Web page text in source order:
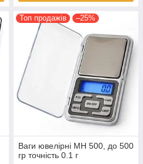
Топ продажів –25%
Ваги ювелірні MH 500, до 500
гр точність 0.1 г